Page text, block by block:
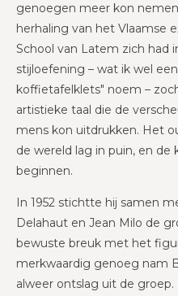
genoegen meer kon
herhaling van het Vlaamse
School van Latem zich had
stijloefening – wat ik wel
koffietafelklets" noem –
artistieke taal die de
mens kon uitdrukken. Het
de wereld lag in puin, en
beginnen.
In 1952 stichtte hij samen
Delahaut en Jean Milo de
bewuste breuk met het
merkwaardig genoeg nam
alweer ontslag uit de